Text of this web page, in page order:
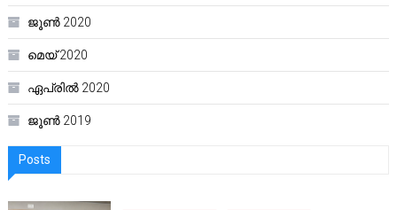
ജൂൺ 2020
മെയ്‌ 2020
ഏപ്രിൽ 2020
ജൂൺ 2019
Posts